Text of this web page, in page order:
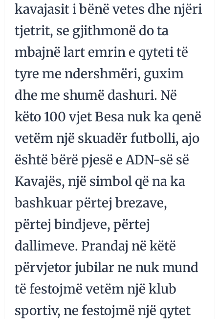
kavajasit i bënë vetes dhe njëri
tjetrit, se gjithmonë do ta
mbajnë lart emrin e qyteti të
tyre me ndershmëri, guxim
dhe me shumë dashuri. Në
këto 100 vjet Besa nuk ka qenë
vetëm një skuadër futbolli, ajo
është bërë pjesë e ADN-së së
Kavajës, një simbol që na ka
bashkuar përtej brezave,
përtej bindjeve, përtej
dallimeve. Prandaj në këtë
përvjetor jubilar ne nuk mund
të festojmë vetëm një klub
sportiv, ne festojmë një qytet